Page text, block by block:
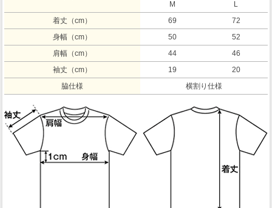
M
L
着丈（cm）
69
72
身幅（cm）
50
52
肩幅（cm）
44
46
袖丈（cm）
19
20
脇仕様
横割り仕様